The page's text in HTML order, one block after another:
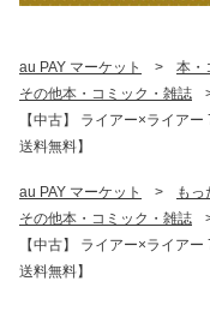
au PAY マーケット > 本・
その他本・コミック・雑誌
【中古】 ライアー×ライア
送料無料】
au PAY マーケット > もっ
その他本・コミック・雑誌
【中古】 ライアー×ライア
送料無料】